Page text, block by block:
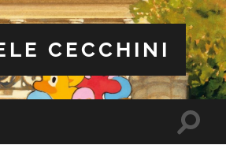
CECCHINI
Attiva/